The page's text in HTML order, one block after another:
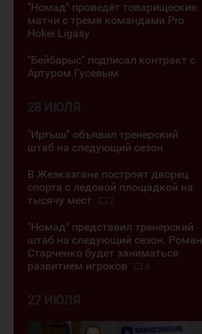
"Номад" проведёт товарищеские
матчи с тремя командами Pro
Hokei Ligasy
"Бейбарыс" подписал контракт с
Артуром Гусевым
28 ИЮЛЯ
"Иртыш" объявил тренерский
штаб на следующий сезон
В Жезказгане построят дворец
спорта с ледовой площадкой на
тысячу мест
2
"Номад" представил тренерский
штаб на следующий сезон. Роман
Старченко будет заниматься
развитием игроков
4
27 ИЮЛЯ